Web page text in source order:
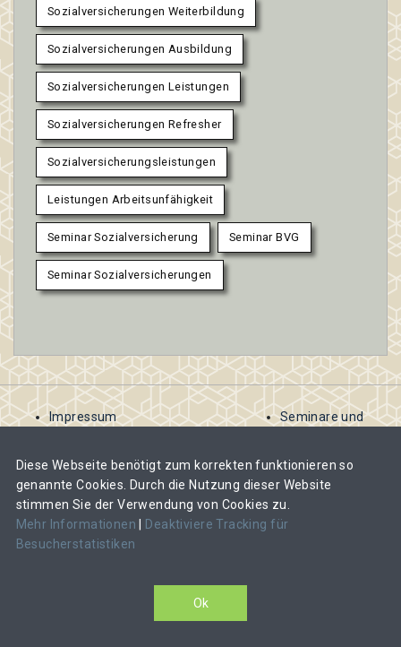
Sozialversicherungen Weiterbildung
Sozialversicherungen Ausbildung
Sozialversicherungen Leistungen
Sozialversicherungen Refresher
Sozialversicherungsleistungen
Leistungen Arbeitsunfähigkeit
Seminar Sozialversicherung Seminar BVG
Seminar Sozialversicherungen
Impressum
Kontakt
Datenschutzbestimmungen
Seminare und
ausschreiben
Abomodelle für
Veranstalter-
CAS, DAS oder MAS-Lehrgang ausschreiben
Diese Webseite benötigt zum korrekten funktionieren so
genannte Cookies. Durch die Nutzung dieser Website
stimmen Sie der Verwendung von Cookies zu.
Mehr Informationen
Deaktiviere Tracking für
Besucherstatistiken
Ok